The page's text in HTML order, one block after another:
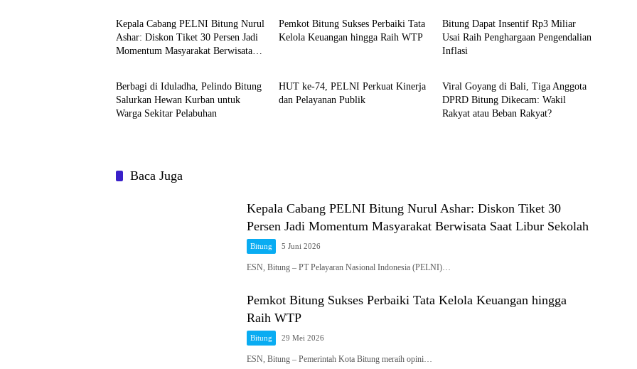
Kepala Cabang PELNI Bitung Nurul
Ashar: Diskon Tiket 30 Persen Jadi
Momentum Masyarakat Berwisata
Pemkot Bitung Sukses Perbaiki Tata
Kelola Keuangan hingga Raih WTP
Bitung Dapat Insentif Rp3 Miliar
Usai Raih Penghargaan Pengendalian
Inflasi
Editorial Sulut News
Berbagi di Iduladha, Pelindo Bitung
Salurkan Hewan Kurban untuk
Warga Sekitar Pelabuhan
HUT ke-74, PELNI Perkuat Kinerja
dan Pelayanan Publik
Viral Goyang di Bali, Tiga Anggota
DPRD Bitung Dikecam: Wakil
Rakyat atau Beban Rakyat?
Baca Juga
Kepala Cabang PELNI Bitung Nurul Ashar: Diskon Tiket 30
Persen Jadi Momentum Masyarakat Berwisata Saat Libur Sekolah
Bitung 5 Juni 2026
ESN, Bitung – PT Pelayaran Nasional Indonesia (PELNI)…
Pemkot Bitung Sukses Perbaiki Tata Kelola Keuangan hingga
Raih WTP
Bitung 29 Mei 2026
ESN, Bitung – Pemerintah Kota Bitung meraih opini…